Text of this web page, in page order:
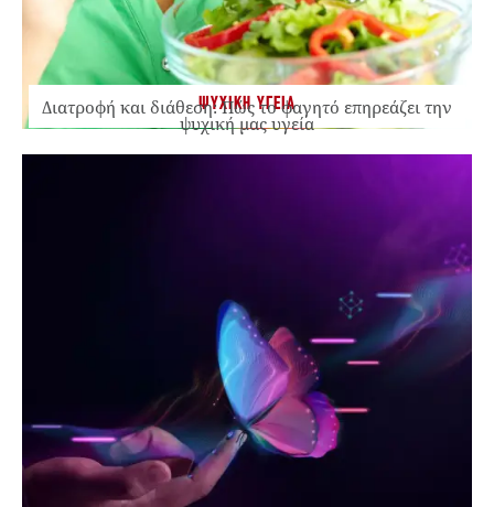
ΨΥΧΙΚΗ ΥΓΕΙΑ
Διατροφή και διάθεση: Πώς το φαγητό επηρεάζει την
ψυχική μας υγεία